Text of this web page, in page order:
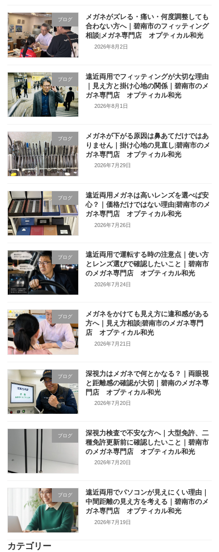
ブログ
メガネがズレる・痛い・何度調整しても
合わない方へ｜碧南市のフィッティング
相談|メガネ専門店 オプティカル和光
2026年8月2日
ブログ
遠近両用でフィッティングが大切な理由
｜見え方と掛け心地の関係｜碧南市のメ
ガネ専門店 オプティカル和光
2026年8月1日
ブログ
メガネが下がる原因は鼻あてだけではあ
りません｜掛け心地の見直し|碧南市のメ
ガネ専門店 オプティカル和光
2026年7月29日
ブログ
遠近両用メガネは高いレンズを選べば安
心？｜価格だけではない理由|碧南市のメ
ガネ専門店 オプティカル和光
2026年7月26日
ブログ
遠近両用で運転する時の注意点｜使い方
とレンズ選びで確認したいこと｜碧南市
のメガネ専門店 オプティカル和光
2026年7月24日
ブログ
メガネをかけても見え方に違和感がある
方へ｜見え方相談|碧南市のメガネ専門
店 オプティカル和光
2026年7月21日
ブログ
深視力はメガネで何とかなる？｜両眼視
と距離感の確認が大切｜碧南のメガネ専
門店 オプティカル和光
2026年7月20日
ブログ
深視力検査で不安な方へ｜大型免許、二
種免許更新前に確認したいこと｜碧南市
のメガネ専門店 オプティカル和光
2026年7月20日
ブログ
遠近両用でパソコンが見えにくい理由｜
中間距離の見え方を考える｜碧南市のメ
ガネ専門店 オプティカル和光
2026年7月19日
カテゴリー